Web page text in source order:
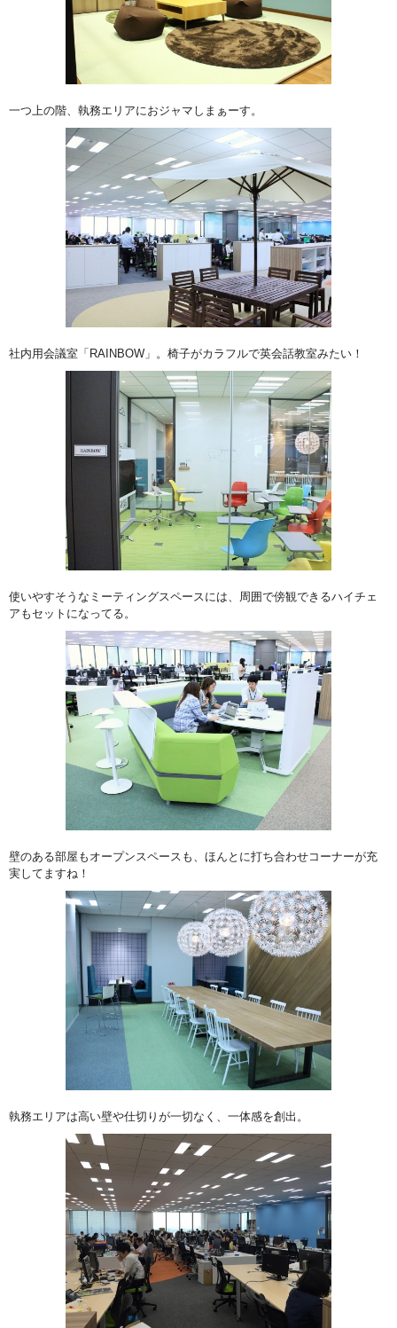
一つ上の階、執務エリアにおジャマしまぁーす。
社内用会議室「RAINBOW」。椅子がカラフルで英会話教室みたい！
使いやすそうなミーティングスペースには、周囲で傍観できるハイチェ
アもセットになってる。
壁のある部屋もオープンスペースも、ほんとに打ち合わせコーナーが充
実してますね！
執務エリアは高い壁や仕切りが一切なく、一体感を創出。